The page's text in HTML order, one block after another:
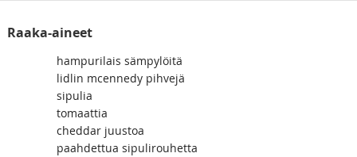
Raaka-aineet
hampurilais sämpylöitä
lidlin mcennedy pihvejä
sipulia
tomaattia
cheddar juustoa
paahdettua sipulirouhetta